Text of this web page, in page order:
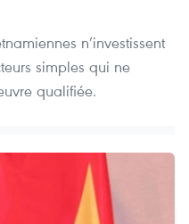
n’investissent
simples qui ne
qualifiée.